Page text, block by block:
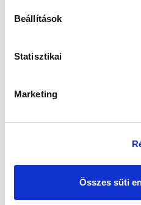
Beállítások
Statisztikai
Marketing
Összes süti
VIDEOTON FC FEHÉRVÁR
MTK BUDAPEST
Ne maradjon le egy